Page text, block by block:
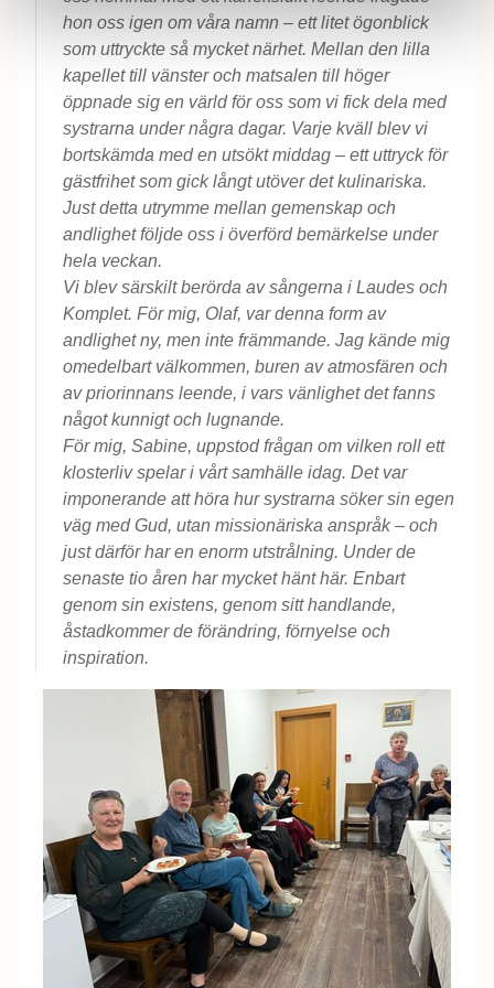
hon oss igen om våra namn – ett litet ögonblick
som uttryckte så mycket närhet. Mellan den lilla
kapellet till vänster och matsalen till höger
öppnade sig en värld för oss som vi fick dela med
systrarna under några dagar. Varje kväll blev vi
bortskämda med en utsökt middag – ett uttryck för
gästfrihet som gick långt utöver det kulinariska.
Just detta utrymme mellan gemenskap och
andlighet följde oss i överförd bemärkelse under
hela veckan.
Vi blev särskilt berörda av sångerna i Laudes och
Komplet. För mig, Olaf, var denna form av
andlighet ny, men inte främmande. Jag kände mig
omedelbart välkommen, buren av atmosfären och
av priorinnans leende, i vars vänlighet det fanns
något kunnigt och lugnande.
För mig, Sabine, uppstod frågan om vilken roll ett
klosterliv spelar i vårt samhälle idag. Det var
imponerande att höra hur systrarna söker sin egen
väg med Gud, utan missionäriska anspråk – och
just därför har en enorm utstrålning. Under de
senaste tio åren har mycket hänt här. Enbart
genom sin existens, genom sitt handlande,
åstadkommer de förändring, förnyelse och
inspiration.